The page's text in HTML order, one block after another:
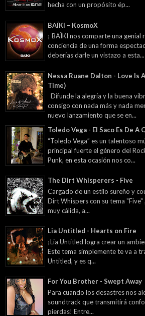
hecha con un propósito ép...
BAÏKI – KosmoX
¡ BAÏKI nos comparte una genial
conciencia de una forma
deberías darle un vistazo a esta...
Nessa Ruane Dalton - Love Is
Time)
Difunde la alegría y la buena
consigo con nada más y nada
nuevo lanzamiento que se en...
Toledo Vega - El Saco Es De A
“Toledo Vega” es un talentoso
principal fuerte el género del
Punk, en esta ocasión nos co...
The Dirt Whisperers - Five
Cargado de un estilo sureño y
Dirt Whispers con su tema "Five"
muy cálida, a...
Lia Untitled - Hearts on Fire
¡Lia Untitled logra crear un
Este tema simplemente te va a
Untitled, y es q...
For You Brother - Swept Away
Para cuando los desastres nos
soundtrack que transmitirá
pierdas! Entre...